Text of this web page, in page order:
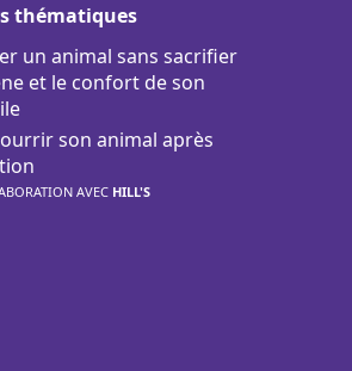
thématiques
un animal sans sacrifier
et le confort de son
son animal après
AVEC HILL'S